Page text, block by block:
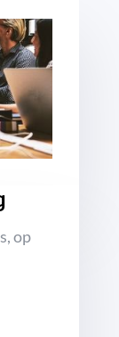
op